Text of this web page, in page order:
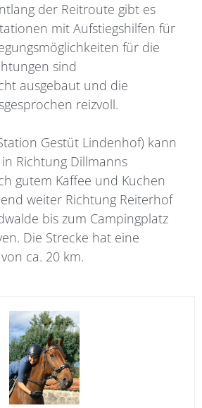
der Reitroute gibt es
mit Aufstiegshilfen für
für die
sind
ausgebaut und die
reizvoll.
Gestüt Lindenhof) kann
Richtung Dillmanns
gutem Kaffee und Kuchen
weiter Richtung Reiterhof
bis zum Campingplatz
Die Strecke hat eine
ca. 20 km.